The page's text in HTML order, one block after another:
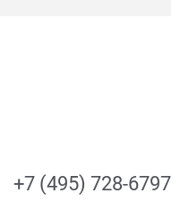
+7 (495) 728-6797